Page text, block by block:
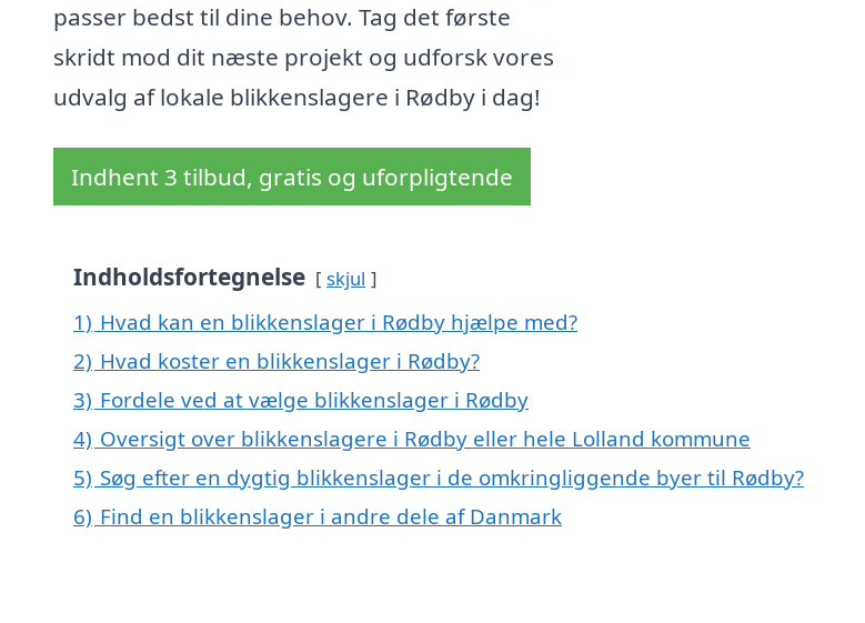
passer bedst til dine behov. Tag det første
skridt mod dit næste projekt og udforsk vores
udvalg af lokale blikkenslagere i Rødby i dag!
Indhent 3 tilbud, gratis og uforpligtende
Indholdsfortegnelse skjul
1) Hvad kan en blikkenslager i Rødby hjælpe med?
2) Hvad koster en blikkenslager i Rødby?
3) Fordele ved at vælge blikkenslager i Rødby
4) Oversigt over blikkenslagere i Rødby eller hele Lolland kommune
5) Søg efter en dygtig blikkenslager i de omkringliggende byer til Rødby?
6) Find en blikkenslager i andre dele af Danmark